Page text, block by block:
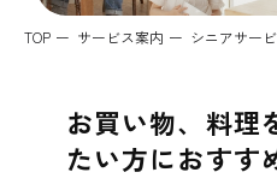
お知らせ
運営会社情報
TOP サービス案内 シニアサー
お買い物、料理
たい方におすす